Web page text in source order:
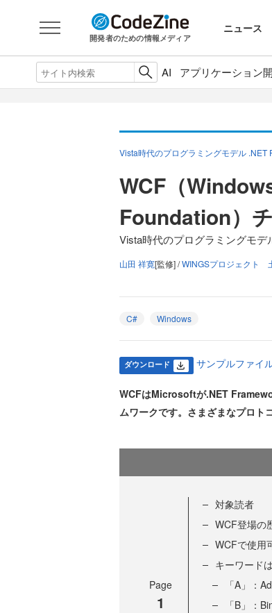
開発者のための情報メディア
ニュース
AI アプリケーション
Vista時代のプログラミングモデル .NET
WCF（
Foundation）
Vista時代のプログラミングモデ
山田 祥寛[監修] /WINGSプロジェクト
C# Windows
ダウンロード サンプルファイ
WCFはMicrosoftが.NET
ムワークです。さまざまなプロト
Page
1
対象読者
WCF登場の
WCFで使用
キーワード
「A」：
「B」：